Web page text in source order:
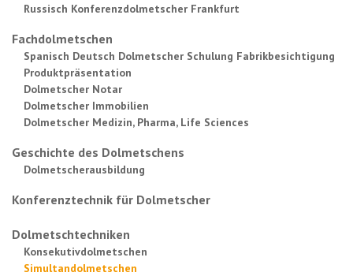
Russisch Konferenzdolmetscher Frankfurt
Fachdolmetschen
Spanisch Deutsch Dolmetscher Schulung Fabrikbesichtigung
Produktpräsentation
Dolmetscher Notar
Dolmetscher Immobilien
Dolmetscher Medizin, Pharma, Life Sciences
Geschichte des Dolmetschens
Dolmetscherausbildung
Konferenztechnik für Dolmetscher
Dolmetschtechniken
Konsekutivdolmetschen
Simultandolmetschen